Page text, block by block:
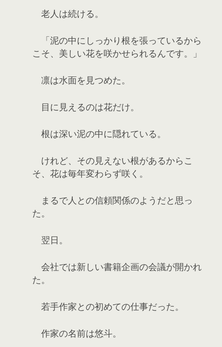
老人は続ける。
「泥の中にしっかり根を張っているから
こそ、美しい花を咲かせられるんです。」
凛は水面を見つめた。
目に見えるのは花だけ。
根は深い泥の中に隠れている。
けれど、その見えない根があるからこ
そ、花は毎年変わらず咲く。
まるで人との信頼関係のようだと思っ
た。
翌日。
会社では新しい書籍企画の会議が開かれ
た。
若手作家との初めての仕事だった。
作家の名前は悠斗。